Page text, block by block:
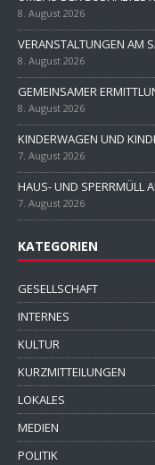
8. August 2026
VERANSTALTUNGEN AM
8. August 2026
GEMEINSAMER
8. August 2026
KINDERWAGEN UND
7. August 2026
HAUS- UND SPERRMÜLL
7. August 2026
KATEGORIEN
GESELLSCHAFT
INTERNES
KULTUR
KURZMITTEILUNGEN
LOKALES
MEDIEN
POLITIK